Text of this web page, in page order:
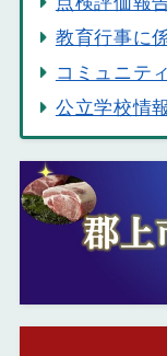
教育行事に
コミュニテ
公立学校情